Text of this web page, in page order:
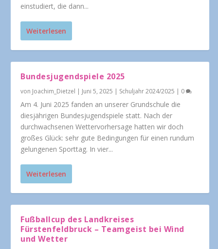
einstudiert, die dann...
Weiterlesen
Bundesjugendspiele 2025
von Joachim_Dietzel | Juni 5, 2025 | Schuljahr 2024/2025 | 0
Am 4. Juni 2025 fanden an unserer Grundschule die
diesjährigen Bundesjugendspiele statt. Nach der
durchwachsenen Wettervorhersage hatten wir doch
großes Glück: sehr gute Bedingungen für einen rundum
gelungenen Sporttag. In vier...
Weiterlesen
Fußballcup des Landkreises
Fürstenfeldbruck – Teamgeist bei Wind
und Wetter